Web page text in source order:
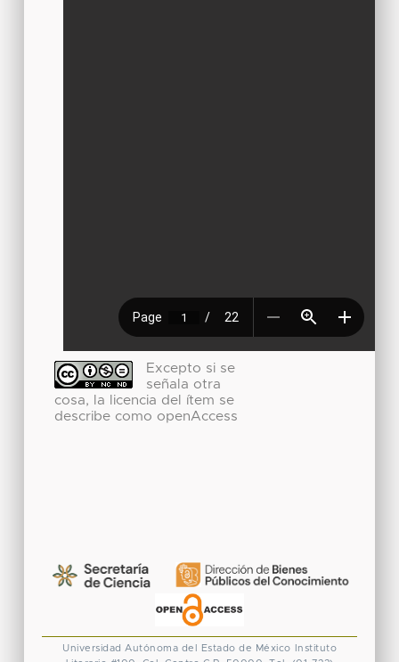
Excepto si se
señala otra
cosa, la licencia del ítem se
describe como openAccess
Universidad Autónoma del Estado de México
Instituto